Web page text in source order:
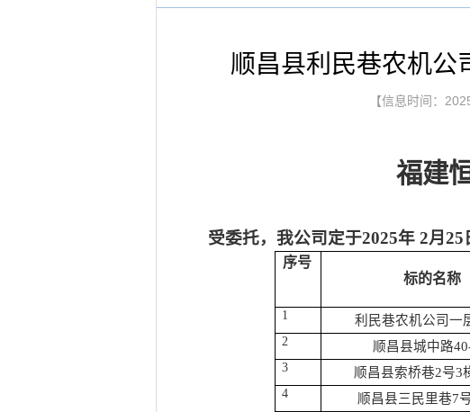
顺昌县利民巷农机公
【信息时间：
福建
受委托，我公司定于2025年 2月 25
序号
标的名称
1 利民巷农机公司一
2 顺昌县城中路
3 顺昌县索桥巷2号3
4 顺昌县三民里巷7